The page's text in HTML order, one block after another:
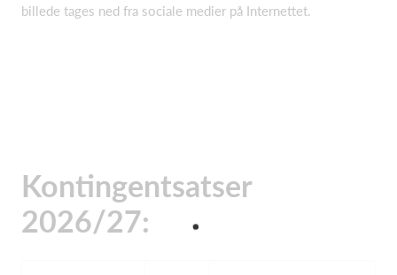
billede tages ned fra sociale medier på Internettet.
Kontingentsatser
2026/27: